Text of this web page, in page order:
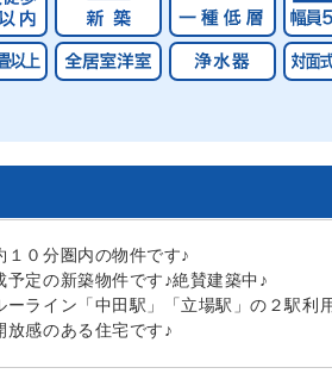
１０分圏内の物件です♪
予定の新築物件です♪絶賛建築中♪
ーライン「中田駅」「立場駅」の２駅利
放感のある住宅です♪